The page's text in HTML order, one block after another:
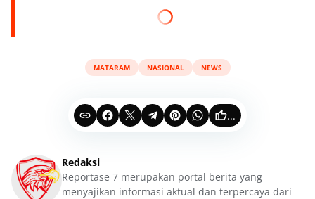
MATARAM NASIONAL NEWS
...
Redaksi
Reportase 7 merupakan portal berita yang
menyajikan informasi aktual dan terpercaya dari